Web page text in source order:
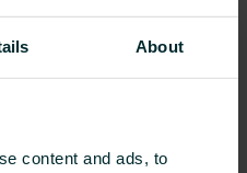
About
content and ads, to